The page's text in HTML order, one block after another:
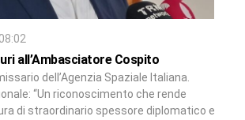
all’Ambasciatore Cospito
dell’Agenzia Spaziale Italiana.
“Un riconoscimento che rende
di straordinario spessore diplomatico e